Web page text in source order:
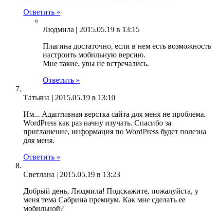
Ответить »
Людмила | 2015.05.19 в 13:15
Плагина достаточно, если в нем есть возможность
настроить мобильную версию.
Мне такие, увы не встречались.
Ответить »
Татьяна | 2015.05.19 в 13:10
Нм... Адаптивная верстка сайта для меня не проблема.
WordPress как раз начну изучать. Спасибо за
приглашение, информация по WordPress будет полезна
для меня.
Ответить »
Светлана | 2015.05.19 в 13:23
Добрый день, Людмила! Подскажите, пожалуйста, у
меня тема Сабрина премиум. Как мне сделать ее
мобильной?